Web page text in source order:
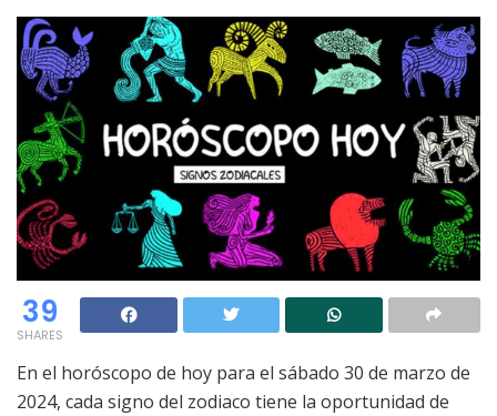
39
SHARES
En el horóscopo de hoy para el sábado 30 de marzo de
2024, cada signo del zodiaco tiene la oportunidad de